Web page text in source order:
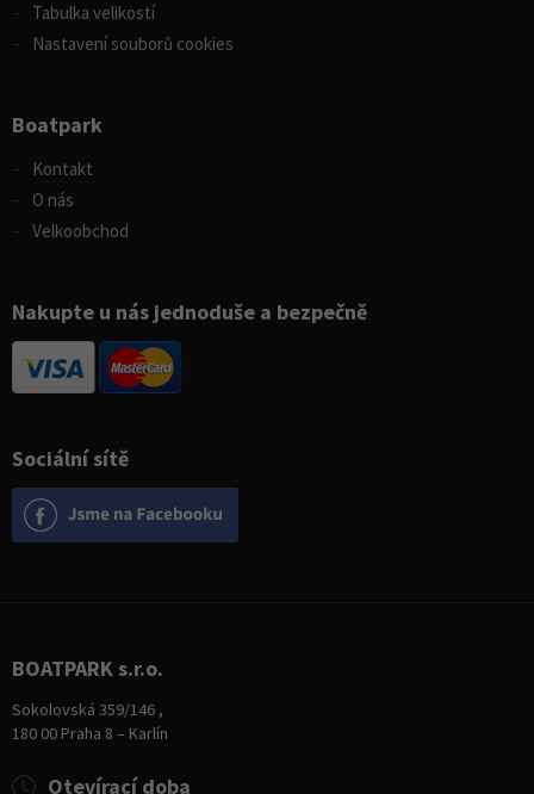
Sociální sítě
Tabulka velikostí
Nastavení souborů cookies
Boatpark
Kontakt
O nás
Velkoobchod
Nakupte u nás jednoduše a bezpečně
BOATPARK s.r.o.
Sokolovská 359/146 ,
180 00 Praha 8 – Karlín
Otevírací doba